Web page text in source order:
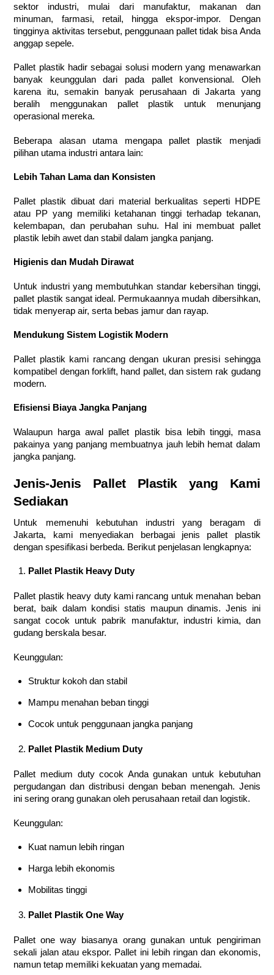
sektor industri, mulai dari manufaktur, makanan dan
minuman, farmasi, retail, hingga ekspor-impor. Dengan
tingginya aktivitas tersebut, penggunaan pallet tidak bisa Anda
anggap sepele.
Pallet plastik hadir sebagai solusi modern yang menawarkan
banyak keunggulan dari pada pallet konvensional. Oleh
karena itu, semakin banyak perusahaan di Jakarta yang
beralih menggunakan pallet plastik untuk menunjang
operasional mereka.
Beberapa alasan utama mengapa pallet plastik menjadi
pilihan utama industri antara lain:
Lebih Tahan Lama dan Konsisten
Pallet plastik dibuat dari material berkualitas seperti HDPE
atau PP yang memiliki ketahanan tinggi terhadap tekanan,
kelembapan, dan perubahan suhu. Hal ini membuat pallet
plastik lebih awet dan stabil dalam jangka panjang.
Higienis dan Mudah Dirawat
Untuk industri yang membutuhkan standar kebersihan tinggi,
pallet plastik sangat ideal. Permukaannya mudah dibersihkan,
tidak menyerap air, serta bebas jamur dan rayap.
Mendukung Sistem Logistik Modern
Pallet plastik kami rancang dengan ukuran presisi sehingga
kompatibel dengan forklift, hand pallet, dan sistem rak gudang
modern.
Efisiensi Biaya Jangka Panjang
Walaupun harga awal pallet plastik bisa lebih tinggi, masa
pakainya yang panjang membuatnya jauh lebih hemat dalam
jangka panjang.
Jenis-Jenis Pallet Plastik yang Kami
Sediakan
Untuk memenuhi kebutuhan industri yang beragam di
Jakarta, kami menyediakan berbagai jenis pallet plastik
dengan spesifikasi berbeda. Berikut penjelasan lengkapnya:
Pallet Plastik Heavy Duty
Pallet plastik heavy duty kami rancang untuk menahan beban
berat, baik dalam kondisi statis maupun dinamis. Jenis ini
sangat cocok untuk pabrik manufaktur, industri kimia, dan
gudang berskala besar.
Keunggulan:
Struktur kokoh dan stabil
Mampu menahan beban tinggi
Cocok untuk penggunaan jangka panjang
Pallet Plastik Medium Duty
Pallet medium duty cocok Anda gunakan untuk kebutuhan
pergudangan dan distribusi dengan beban menengah. Jenis
ini sering orang gunakan oleh perusahaan retail dan logistik.
Keunggulan:
Kuat namun lebih ringan
Harga lebih ekonomis
Mobilitas tinggi
Pallet Plastik One Way
Pallet one way biasanya orang gunakan untuk pengiriman
sekali jalan atau ekspor. Pallet ini lebih ringan dan ekonomis,
namun tetap memiliki kekuatan yang memadai.